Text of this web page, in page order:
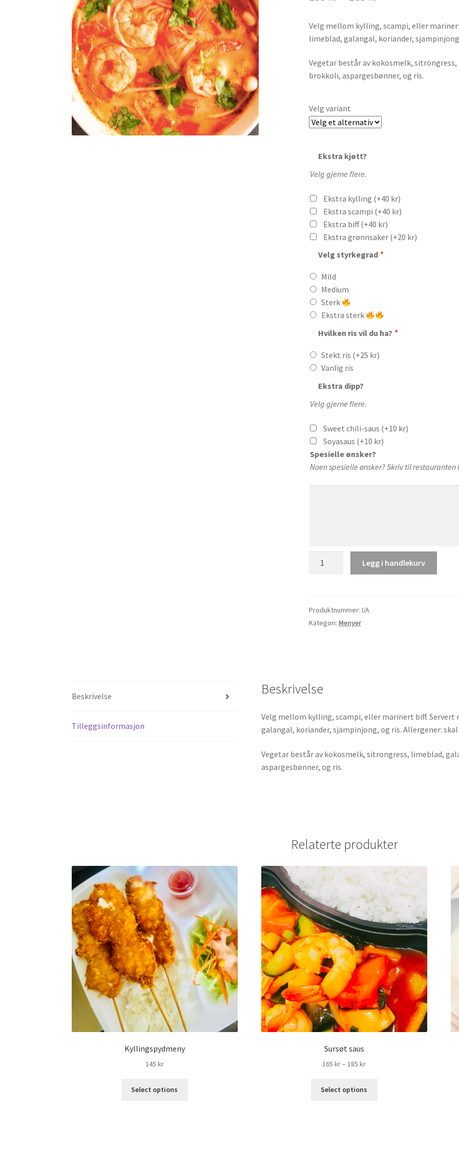
til
185 kr
Velg mellom kylling, scampi, eller
limeblad, galangal, koriander,
Vegetar består av kokosmelk,
brokkoli, aspargesbønner, og ris.
Velg variant
Ekstra kjøtt?
Velg gjerne flere.
Ekstra kylling (+40 kr)
Ekstra scampi (+40 kr)
Ekstra biff(+40 kr)
Ekstra grønnsaker (+20 kr)
Velg styrkegrad *
Mild
Medium
Sterk
Ekstra sterk
Hvilken ris vil du ha? *
Stekt ris (+25 kr)
Vanlig ris
Ekstra dipp?
Velg gjerne flere.
Sweet chili-saus (+10 kr)
Soyasaus (+10 kr)
Spesielle ønsker?
Noen spesielle ønsker? Skriv til restauranten
Legg i handlekurv
Produktnummer: I/A
Kategori: Menyer
Beskrivelse
Tilleggsinformasjon
Beskrivelse
Velg mellom kylling, scampi, eller marinert biff.
galangal, koriander, sjampinjong, og ris. Allergener:
Vegetar består av kokosmelk, sitrongress, limeblad,
aspargesbønner, og ris.
Relaterte produkter
Kyllingspydmeny
145 kr
Select options
Sursøt saus
165kr– 185krPrisområde:
til
Select options